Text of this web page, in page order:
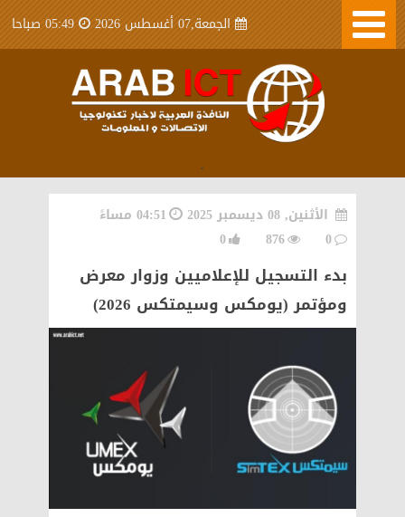
الجمعة,07 أغسطس 2026 05:49 صباحا
.
الأثنين, 08 ديسمبر 2025
04:51 مساءً
0
876
0
بدء التسجيل للإعلاميين وزوار معرض
ومؤتمر (يومكس وسيمتكس 2026)